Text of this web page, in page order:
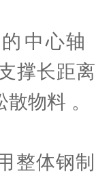
中心轴‌
撑长距
物料 。
整体钢